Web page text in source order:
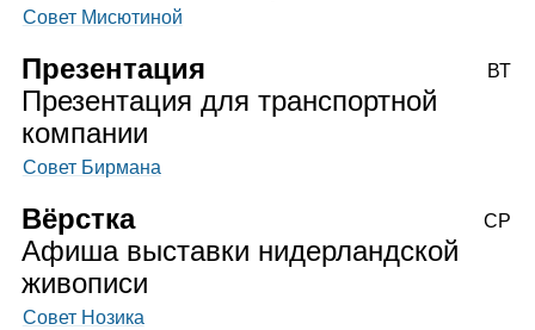
Совет Мисютиной
Презентация
Презентация для транспортной
компании
Совет Бирмана
ВТ
Вёрстка
Афиша выставки нидерландской
живописи
Совет Нозика
СР